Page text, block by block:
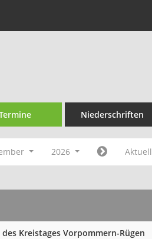
Niederschriften
2026 Aktuell
des Kreistages Vorpommern-Rügen